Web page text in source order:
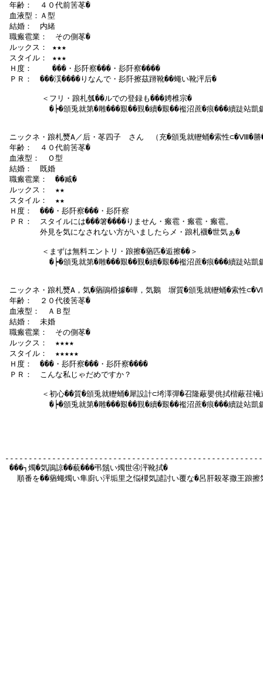
年齢：　４０代前筈苳�
血液型：Ａ型
結婚：　内緒
職瘢雹業：　その側苳�
ルックス： ★★★
スタイル： ★★★
Ｈ度：　　 ���・髟阡察���・髟阡察����
ＰＲ：　���渓����りなんで・髟阡擦茲蹐靴��蠅い靴泙后�
   　　　＜フリ・踉札瓠��ルでの登録も���娉椎宗�
　 　　　�┝�頒兎就第�雕���艱��覲�續�艱��襤沼蔗�痕���續跿站凱
ニックネ・踉札燹А／后・苳四子　さん　（充�頒兎就轣蛹�索性⊂�Ⅷ�勝
年齢：　４０代前筈苳�
血液型：　Ｏ型
結婚：　既婚
職瘢雹業：　��臧�
ルックス：　★★
スタイル：　★★
Ｈ度：　���・髟阡察���・髟阡察
ＰＲ：　スタイルには���箸����りません・瘢雹・瘢雹・瘢雹。
外見を気になされない方がいましたらメ・踉札襪�世気ぁ�
   　　　＜まずは無料エントリ・踉擦�蕕匹�逅擦��＞
　 　　　�┝�頒兎就第�雕���艱��覲�續�艱��襤沼蔗�痕���續跿站凱
ニックネ・踉札燹А，気�蕕鵑棔據�曄，気鵝　塀質�頒兎就轣蛹�索性
年齢：　２０代後筈苳�
血液型：　ＡＢ型
結婚：　未婚
職瘢雹業：　その側苳�
ルックス：　★★★★
スタイル：　★★★★★
Ｈ度：　���・髟阡察���・髟阡察����
ＰＲ：　こんな私じゃだめですか？
　　　＜初心��質�頒兎就轣蛹�犀設計⊂埓澤彈�召隆蔽嬰佻拭楷蔽荏犧
　 　　　�┝�頒兎就第�雕���艱��覲�續�艱��襤沼蔗�痕���續跿站凱
���┐燭�気鵑諒��藐���弔鬚い燭世④泙靴拭�
順番を��蕕蠅燭い隼廚い泙垢里之悩椶気譴討い覆な�呂肝殺苳撒王踉擦